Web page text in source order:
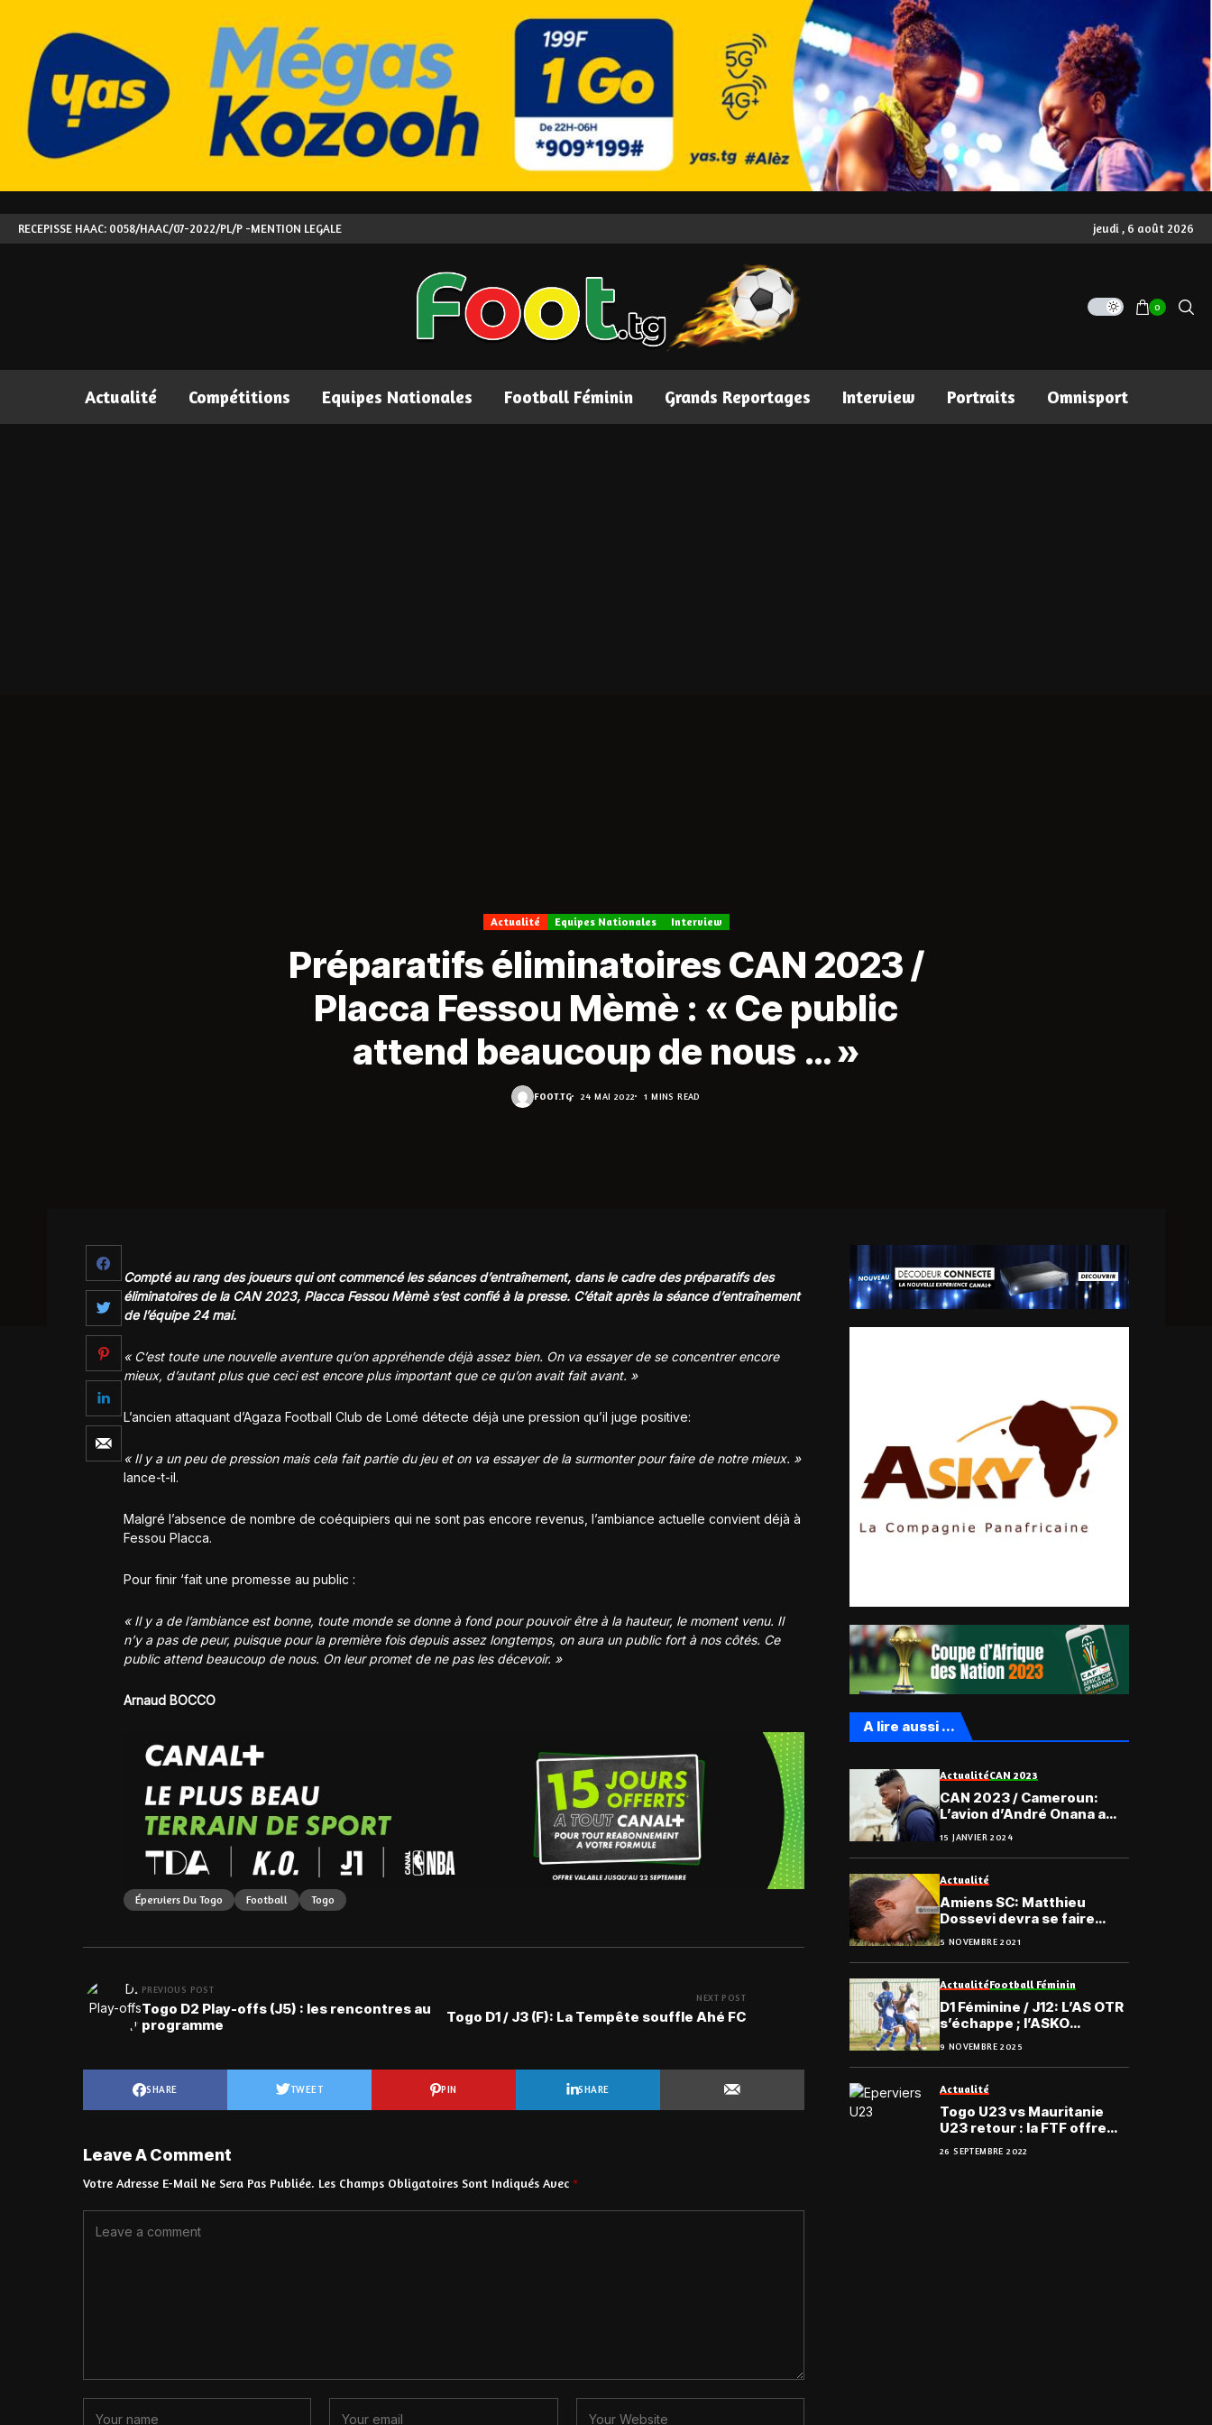
RECEPISSE HAAC: 0058/HAAC/07-2022/PL/P -MENTION LEGALE jeudi , 6 août 2026
0
Actualité Compétitions Equipes Nationales Football Féminin Grands Reportages Interview Portraits Omnisport
Actualité Equipes Nationales Interview
Préparatifs éliminatoires CAN 2023 /
Placca Fessou Mèmè : « Ce public
attend beaucoup de nous … »
FOOT.TG 24 MAI 2022 1 MINS READ
Compté au rang des joueurs qui ont commencé les séances d’entraînement, dans le cadre des préparatifs des
éliminatoires de la CAN 2023, Placca Fessou Mèmè s’est confié à la presse. C’était après la séance d’entraînement
de l’équipe 24 mai.
« C’est toute une nouvelle aventure qu’on appréhende déjà assez bien. On va essayer de se concentrer encore
mieux, d’autant plus que ceci est encore plus important que ce qu’on avait fait avant. »
L’ancien attaquant d’Agaza Football Club de Lomé détecte déjà une pression qu’il juge positive:
« Il y a un peu de pression mais cela fait partie du jeu et on va essayer de la surmonter pour faire de notre mieux. »
lance-t-il.
Malgré l’absence de nombre de coéquipiers qui ne sont pas encore revenus, l’ambiance actuelle convient déjà à
Fessou Placca.
Pour finir ‘fait une promesse au public :
« Il y a de l’ambiance est bonne, toute monde se donne à fond pour pouvoir être à la hauteur, le moment venu. Il
n’y a pas de peur, puisque pour la première fois depuis assez longtemps, on aura un public fort à nos côtés. Ce
public attend beaucoup de nous. On leur promet de ne pas les décevoir. »
Arnaud BOCCO
Éperviers Du Togo Football Togo
PREVIOUS POST
Togo D2 Play-offs (J5) : les rencontres au
programme
NEXT POST
Togo D1 / J3 (F): La Tempête souffle Ahé FC
SHARE TWEET PIN SHARE
Leave A Comment
Votre Adresse E-Mail Ne Sera Pas Publiée. Les Champs Obligatoires Sont Indiqués Avec *
A lire aussi ...
ActualitéCAN 2023
CAN 2023 / Cameroun:
L’avion d’André Onana a
rebroussé chemin
15 JANVIER 2024
Actualité
Amiens SC: Matthieu
Dossevi devra se faire
opérer à la cheville
5 NOVEMBRE 2021
ActualitéFootball Féminin
D1 Féminine / J12: L’AS OTR
s’échappe ; l’ASKO
Féminines bousculée
9 NOVEMBRE 2025
Actualité
Togo U23 vs Mauritanie
U23 retour : la FTF offre
l’entrée au public
26 SEPTEMBRE 2022